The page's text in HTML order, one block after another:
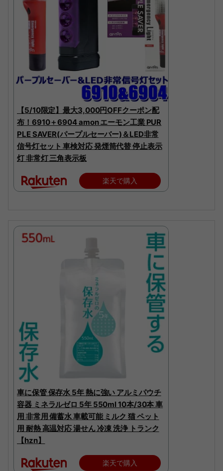
【5/10限定】最大3,000円OFFクーポン配
布！6910＋6904 amon エーモン工業 PUR
PLE SAVER(パープルセーバー)＆LED非常
信号灯セット 車検対応 発煙筒代替 停止表示
灯 非常灯 三角表示板
楽天で購入
車に保管 保存水 5年 熱に強い アルミパウチ
容器 ミネラルゼロ 5年 550ml 10本/30本 車
用 非常用 備蓄水 車載可能 ミルク 猫 ペット
用 耐熱 高温対応 湯せん 冷凍 洗浄 トランク
【hzn】
楽天で購入